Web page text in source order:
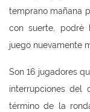
temprano mañana
con suerte, podré
juego nuevamente
Son 16 jugadores
interrupciones del
término de la